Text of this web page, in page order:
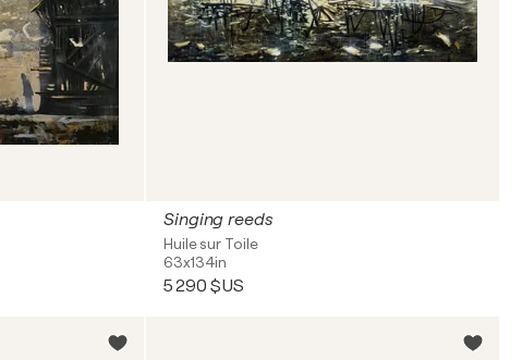
Singing reeds
Huile sur Toile
63x134in
5 290 $US